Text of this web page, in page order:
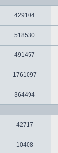
429104
518530
491457
1761097
364494
42717
10408